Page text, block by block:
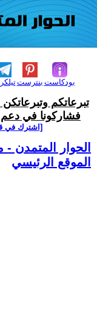
بنترست بودكاست
تبرعاتكم
فشاركونا في دعم
[اشترك في
الحوار المتمدن -
الموقع الرئيسي